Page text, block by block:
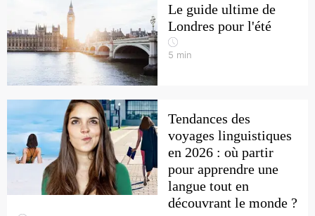
Le guide ultime de
Londres pour l'été
5 min
Tendances des
voyages linguistiques
en 2026 : où partir
pour apprendre une
langue tout en
découvrant le monde ?